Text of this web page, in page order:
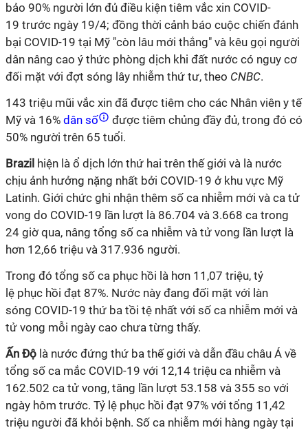
bảo 90% người lớn đủ điều kiện tiêm vắc xin COVID-
19 trước ngày 19/4; đồng thời cảnh báo cuộc chiến đánh
bại COVID-19 tại Mỹ "còn lâu mới thắng" và kêu gọi người
dân nâng cao ý thức phòng dịch khi đất nước có nguy cơ
đối mặt với đợt sóng lây nhiễm thứ tư, theo CNBC.
143 triệu mũi vắc xin đã được tiêm cho các Nhân viên y tế
Mỹ và 16% dân số
được tiêm chủng đầy đủ, trong đó có
50% người trên 65 tuổi.
Brazil hiện là ổ dịch lớn thứ hai trên thế giới và là nước
chịu ảnh hưởng nặng nhất bởi COVID-19 ở khu vực Mỹ
Latinh. Giới chức ghi nhận thêm số ca nhiễm mới và ca tử
vong do COVID-19 lần lượt là 86.704 và 3.668 ca trong
24 giờ qua, nâng tổng số ca nhiễm và tử vong lần lượt là
hơn 12,66 triệu và 317.936 người.
Trong đó tổng số ca phục hồi là hơn 11,07 triệu, tỷ
lệ phục hồi đạt 87%. Nước này đang đối mặt với làn
sóng COVID-19 thứ ba tồi tệ nhất với số ca nhiễm mới và
tử vong mỗi ngày cao chưa từng thấy.
Ấn Độ là nước đứng thứ ba thế giới và dẫn đầu châu Á về
tổng số ca mắc COVID-19 với 12,14 triệu ca nhiễm và
162.502 ca tử vong, tăng lần lượt 53.158 và 355 so với
ngày hôm trước. Tỷ lệ phục hồi đạt 97% với tổng 11,42
triệu người đã khỏi bệnh. Số ca nhiễm mới hàng ngày tại